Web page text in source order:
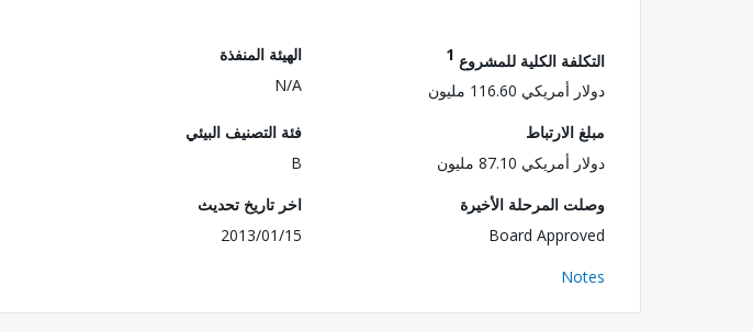
التكلفة الكلية للمشروع 1
دولار أمريكي 116.60 مليون
الهيئة المنفذة
N/A
مبلغ الارتباط
دولار أمريكي 87.10 مليون
فئة التصنيف البيئي
B
وصلت المرحلة الأخيرة
Board Approved
اخر تاريخ تحديث
2013/01/15
Notes